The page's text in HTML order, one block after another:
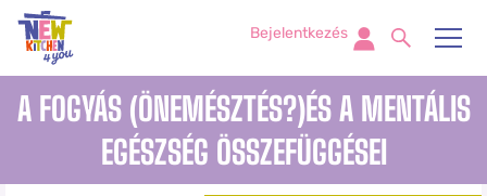
Bejelentkezés
A FOGYÁS (ÖNEMÉSZTÉS?)ÉS A MENTÁLIS
EGÉSZSÉG ÖSSZEFÜGGÉSEI